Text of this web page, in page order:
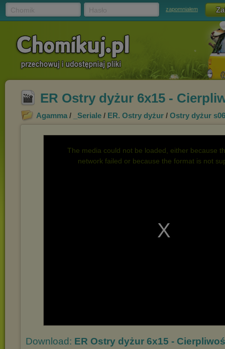
zapomniałem
ER Ostry dyżur 6x15 -
Agamma / _Seriale / ER. Ostry dyżur / Ostry dyżur
The media could not be loaded, either because
network failed or because the format is not
Download: ER Ostry dyżur 6x15 -